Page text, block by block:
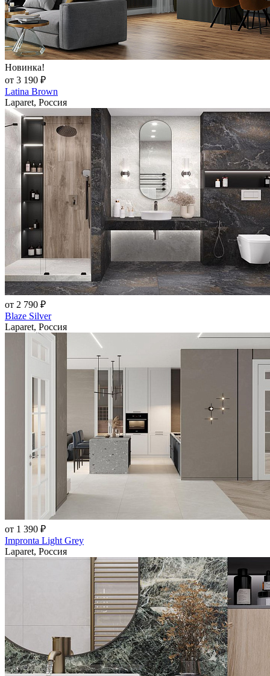
Новинка!
от 3 190 ₽
Latina Brown
Laparet, Россия
от 2 790 ₽
Blaze Silver
Laparet, Россия
от 1 390 ₽
Impronta Light Grey
Laparet, Россия